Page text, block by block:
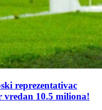
reprezentativac
vredan 10.5 miliona!